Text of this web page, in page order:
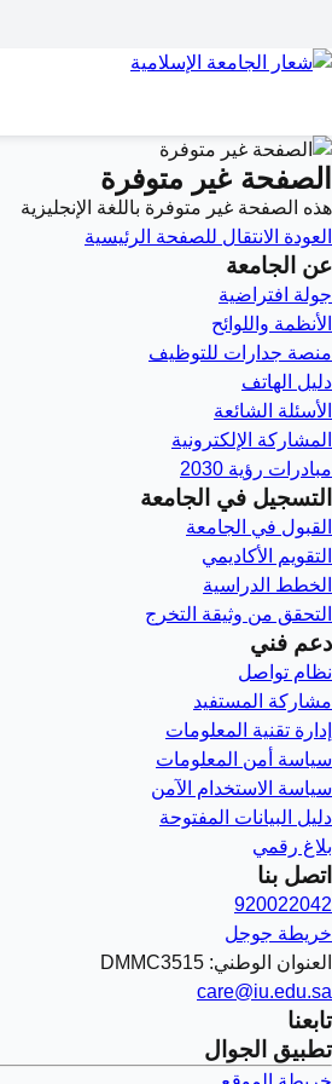
الصفحة غير متوفرة
هذه الصفحة غير متوفرة باللغة الإنجليزية
العودة الانتقال للصفحة الرئيسية
عن الجامعة
جولة افتراضية
الأنظمة واللوائح
منصة جدارات للتوظيف
دليل الهاتف
الأسئلة الشائعة
المشاركة الإلكترونية
مبادرات رؤية 2030
التسجيل في الجامعة
القبول في الجامعة
التقويم الأكاديمي
الخطط الدراسية
التحقق من وثيقة التخرج
دعم فني
نظام تواصل
مشاركة المستفيد
إدارة تقنية المعلومات
سياسة أمن المعلومات
سياسة الاستخدام الآمن
دليل البيانات المفتوحة
بلاغ رقمي
اتصل بنا
920022042
خريطة جوجل
العنوان الوطني: DMMC3515
care@iu.edu.sa
تابعنا
تطبيق الجوال